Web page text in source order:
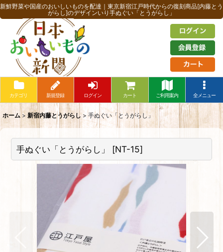
新鮮野菜や国産のおいしいものを配達｜東京新宿江戸時代からの復刻商品[内藤とう
がらし]のデザインいり手ぬぐい「とうがらし」
カテゴリ 新規登録 ログイン カート ご利用案内 全メニュー
ホーム > 新宿内藤とうがらし > 手ぬぐい「とうがらし」
手ぬぐい「とうがらし」 [NT-15]